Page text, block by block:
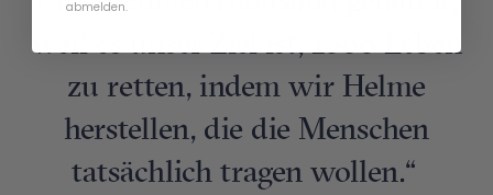
weil es unser Ziel ist, 1000 Leben
zu retten, indem wir Helme
herstellen, die die Menschen
tatsächlich tragen wollen.“
abmelden.